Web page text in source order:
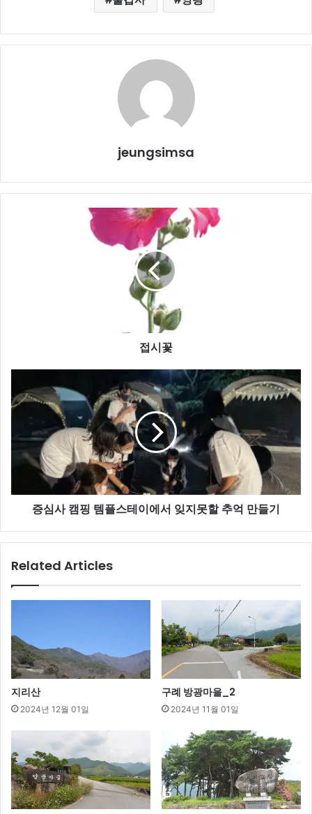
jeungsimsa
접시꽃
사
핑
테
지
만
들
기
증심사 캠핑 템플스테이에서 잊지못할 추억 만들기
Related Articles
지리산
2024년 12월 01일
구례 방광마을_2
2024년 11월 01일